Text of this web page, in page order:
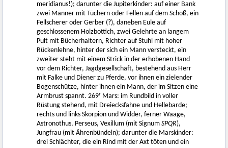
meridianus!); darunter die Jupiterkinder: auf einer Bank
zwei Männer mit Tüchern oder Fellen auf dem Schoß, ein
Fellscherer oder Gerber (?), daneben Eule auf
geschlossenem Holzbottich, zwei Gelehrte an langem
Pult mit Bücherhaltern, Richter auf Stuhl mit hoher
Rückenlehne, hinter der sich ein Mann versteckt, ein
zweiter steht mit einem Strick in der erhobenen Hand
vor dem Richter, Jagdgesellschaft, bestehend aus Herr
mit Falke und Diener zu Pferde, vor ihnen ein zielender
Bogenschütze, hinter ihnen ein Mann, der im Sitzen eine
Armbrust spannt. 269r Mars: im Rundbild in voller
Rüstung stehend, mit Dreiecksfahne und Hellebarde;
rechts und links Skorpion und Widder, ferner Waage,
Astronothus, Perseus, Vexillum (mit Signum SPQR),
Jungfrau (mit Ährenbündeln); darunter die Marskinder:
drei Schlächter, die ein Rind mit der Axt töten und ein